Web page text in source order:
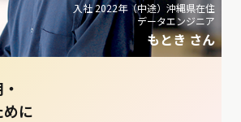
入社 2022年（中途）沖縄県在住
データエンジニア
もとき さん
に